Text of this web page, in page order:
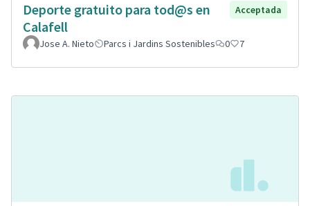
Deporte gratuito para tod@s en
Calafell
Acceptada
Jose A. Nieto Parcs i Jardins Sostenibles 0 7